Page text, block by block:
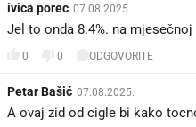
ivica porec 07.08.2025.
Jel to onda 8.4%. na mjesečnoj
0 0 ODGOVORITE
Petar Bašić 07.08.2025.
A ovaj zid od cigle bi kako